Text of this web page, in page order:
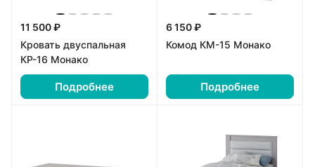
11 500 ₽
Кровать двуспальная
КР-16 Монако
Подробнее
6 150 ₽
Комод КМ-15 Монако
Подробнее